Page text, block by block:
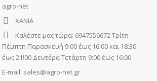
agro-net
ΧΑΝΙΑ
Καλέστε μας τώρα: 6947556672 Τρίτη
Πέμπτη Παρασκευή 9:00 έως 16:00 και 18:30
έως 21!00 Δευτέρα Τετάρτη 9:00 έως 16:00
E-mail: sales@agro-net.gr